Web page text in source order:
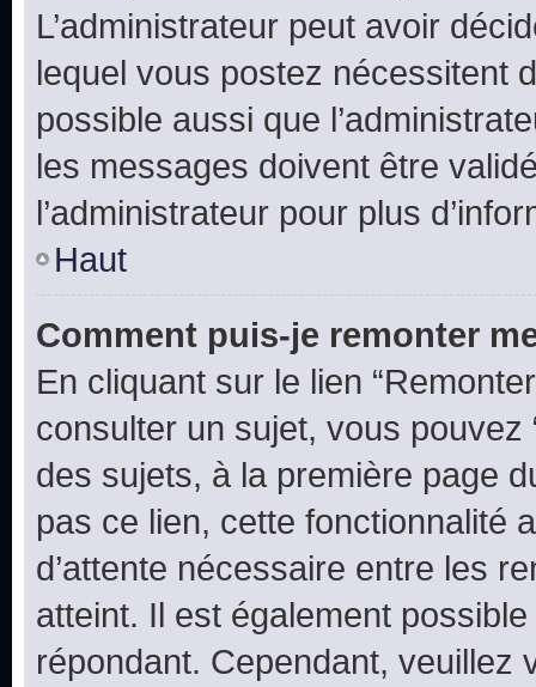
L’administrateur peut avoir
lequel vous postez nécessitent
possible aussi que
les messages doivent être
l’administrateur pour plus
Haut
Comment puis-je remonter
En cliquant sur le lien
consulter un sujet, vous pouvez
des sujets, à la première page
pas ce lien, cette fonctionnalité
d’attente nécessaire entre les
atteint. Il est également
répondant. Cependant,